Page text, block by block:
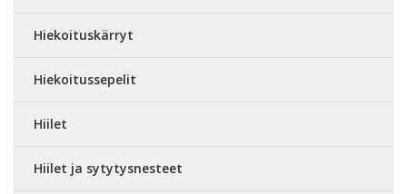
Hiekoituskärryt
Hiekoitussepelit
Hiilet
Hiilet ja sytytysnesteet